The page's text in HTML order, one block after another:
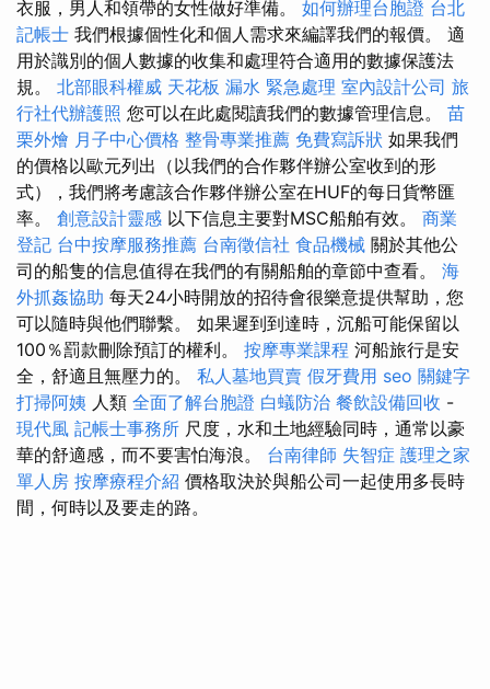
衣服，男人和領帶的女性做好準備。 如何辦理台胞證 台北
記帳士 我們根據個性化和個人需求來編譯我們的報價。 適
用於識別的個人數據的收集和處理符合適用的數據保護法
規。 北部眼科權威 天花板 漏水 緊急處理 室內設計公司 旅
行社代辦護照 您可以在此處閱讀我們的數據管理信息。 苗
栗外燴 月子中心價格 整骨專業推薦 免費寫訴狀 如果我們
的價格以歐元列出（以我們的合作夥伴辦公室收到的形
式），我們將考慮該合作夥伴辦公室在HUF的每日貨幣匯
率。 創意設計靈感 以下信息主要對MSC船舶有效。 商業
登記 台中按摩服務推薦 台南徵信社 食品機械 關於其他公
司的船隻的信息值得在我們的有關船舶的章節中查看。 海
外抓姦協助 每天24小時開放的招待會很樂意提供幫助，您
可以隨時與他們聯繫。 如果遲到到達時，沉船可能保留以
100％罰款刪除預訂的權利。 按摩專業課程 河船旅行是安
全，舒適且無壓力的。 私人墓地買賣 假牙費用 seo 關鍵字
打掃阿姨 人類 全面了解台胞證 白蟻防治 餐飲設備回收 -
現代風 記帳士事務所 尺度，水和土地經驗同時，通常以豪
華的舒適感，而不要害怕海浪。 台南律師 失智症 護理之家
單人房 按摩療程介紹 價格取決於與船公司一起使用多長時
間，何時以及要走的路。